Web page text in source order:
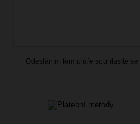
Odesláním formuláře souhlasíte se